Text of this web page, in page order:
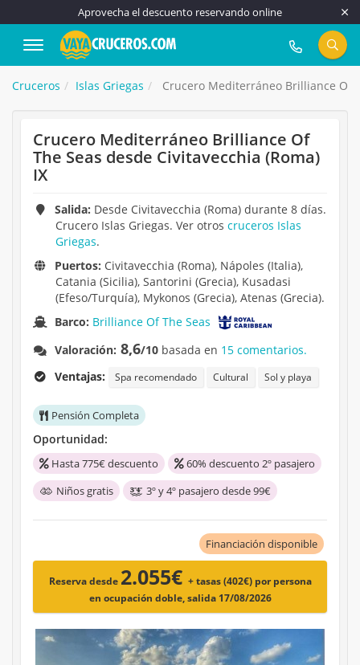
Aprovecha el descuento reservando online
917 815 555
Cruceros Islas Griegas Crucero Mediterráneo Brilliance Of
Crucero Mediterráneo Brilliance Of
The Seas desde Civitavecchia (Roma)
IX
Salida: Desde Civitavecchia (Roma) durante 8 días.
Crucero Islas Griegas. Ver otros cruceros Islas
Griegas.
Puertos: Civitavecchia (Roma), Nápoles (Italia),
Catania (Sicilia), Santorini (Grecia), Kusadasi
(Efeso/Turquía), Mykonos (Grecia), Atenas (Grecia).
Barco: Brilliance Of The Seas
Valoración: 8,6/10 basada en 15 comentarios.
Ventajas:
Spa recomendado Cultural Sol y playa
Pensión Completa
Oportunidad:
Hasta 775€ descuento
60% descuento 2º pasajero
Niños gratis
3º y 4º pasajero desde 99€
Financiación disponible
Reserva desde 2.055€ + tasas (402€) por persona
en ocupación doble, salida 17/08/2026